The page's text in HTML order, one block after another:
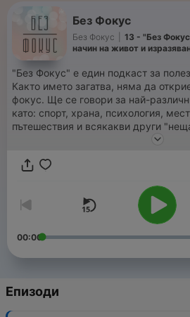
Без Фокус
Без Фокус
13 - "Без
начин на живот и
"Без Фокус" е един подкаст за
Както името загатва, няма да
фокус. Ще се говори за най-
като: спорт, храна, психология,
пътешествия и всякакви други "неща от
са Лилия и Мария - 2 момичета,
в личния е важно да не си твърде
инструктор, занимаващ се и с
има малка агенция за дигитален
00:00
Епизоди